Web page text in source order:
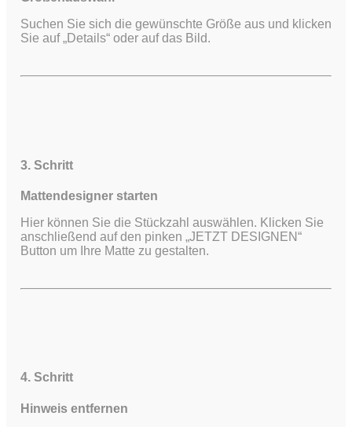
Suchen Sie sich die gewünschte Größe aus und klicken
Sie auf „Details“ oder auf das Bild.
3. Schritt
Mattendesigner starten
Hier können Sie die Stückzahl auswählen. Klicken Sie
anschließend auf den pinken „JETZT DESIGNEN“
Button um Ihre Matte zu gestalten.
4. Schritt
Hinweis entfernen